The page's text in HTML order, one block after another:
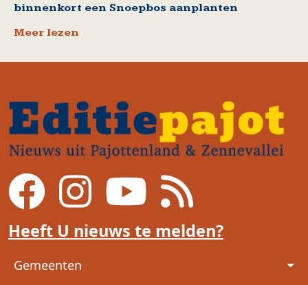
binnenkort een Snoepbos aanplanten
Meer lezen
Heeft U nieuws te melden?
Voet
Gemeenten